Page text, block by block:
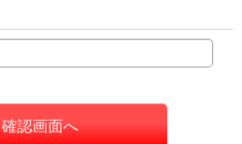
確認画面へ